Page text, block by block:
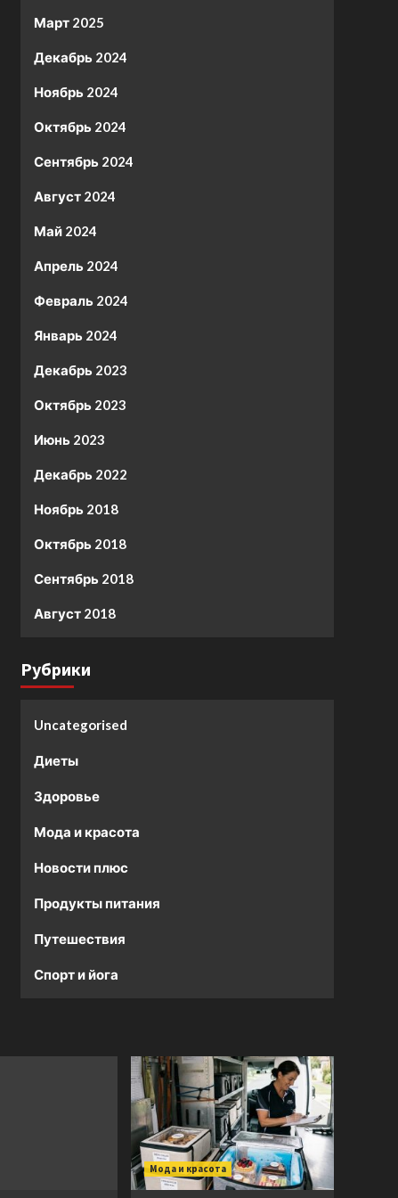
Март 2025
Декабрь 2024
Ноябрь 2024
Октябрь 2024
Сентябрь 2024
Август 2024
Май 2024
Апрель 2024
Февраль 2024
Январь 2024
Декабрь 2023
Октябрь 2023
Июнь 2023
Декабрь 2022
Ноябрь 2018
Октябрь 2018
Сентябрь 2018
Август 2018
Рубрики
Uncategorised
Диеты
Здоровье
Мода и красота
Новости плюс
Продукты питания
Путешествия
Спорт и йога
Мода и красота